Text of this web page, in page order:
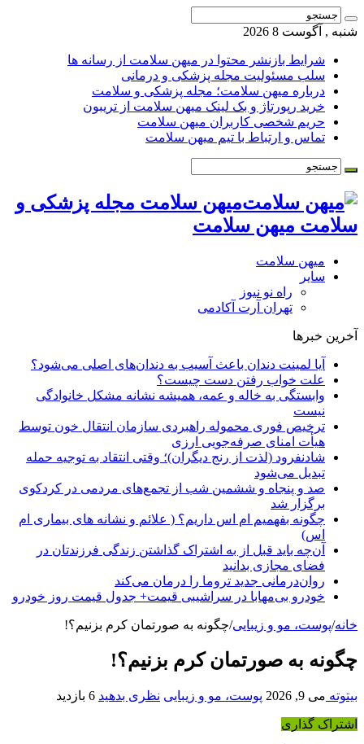
شنبه , آگوست 8 2026
شرایط بازنشر محتوا در میهن سلامت از رسانه ها
سلب مسئولیت مجله پزشکی و درمانی
درباره میهن سلامت؛ مجله پزشکی و سلامت
خرید رپورتاژ و بک لینک میهن سلامت از تریبون
حریم شخصی کاربران میهن سلامت
تماس و ارتباط با تیم میهن سلامت
میهن سلامت مجله پزشکی و
سلامت میهن سلامت
میهن سلامت
سایر
راه نو نیوز
تهران آرت آکادمی
آخرین خبرها
آیا لمینت دندان باعث آسیب به دندان‌های اصلی می‌شود؟
علت خواب رفتن دست چیست؟
وابستگی به خاله و عمه، همیشه نشانه مشکل خانوادگی
نیست
ترخیص فوری محموله راهبردی سازمان انتقال خون توسط
هیأت امنای صرفه‌جویی ارزی
شادنفرود (لذت از رنج دیگران)؛ وقتی انتقاد به توجیه حمله
تبدیل می‌شود
صد و پنجاه‌ و ششمین شب از تجمع‌های مردمی در کردکوی
برگزار شد
چگونه بفهمیم ام اس داریم؟ ( علائم و نشانه های بیماری ام
اس)
آن‌چه باید قبل از به اشتراک گذاشتن زندگی فرزندتان در
فضای مجازی بدانید
روان‌درمانی جدید تروما را درمان می‌کند
خودرو بی‌مهابا در سراشیبی قیمت+ جدول قیمت روز خودرو
خانه/پوست، مو و زیبایی/چگونه به صورتمان کرم بزنیم؟!
چگونه به صورتمان کرم بزنیم؟!
بیتوته می 9, 2026 پوست، مو و زیبایی نظری بدهید 6 بازدید
اشتراک گذاری